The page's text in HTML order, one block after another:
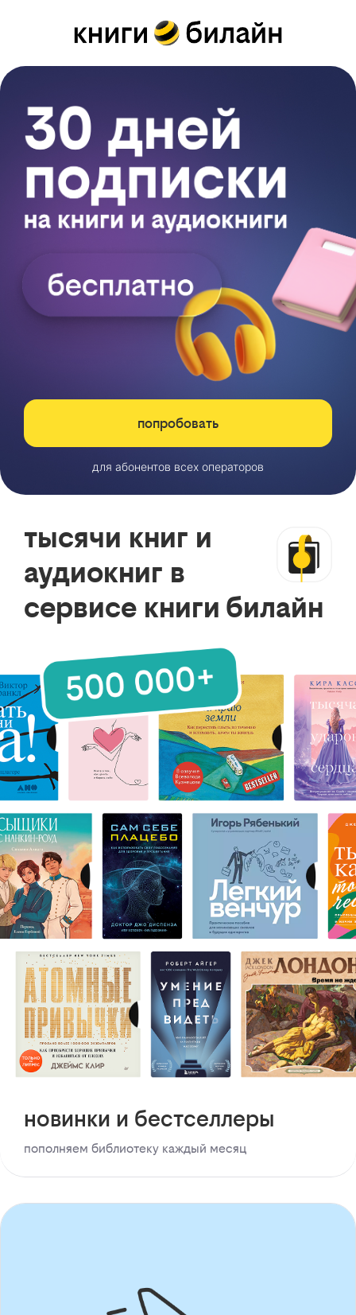
попробовать
для абонентов всех операторов
тысячи книг и
аудиокниг в
сервисе книги билайн
новинки и бестселлеры
пополняем библиотеку каждый месяц